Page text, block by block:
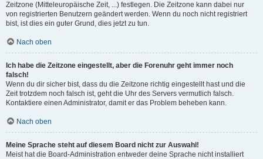
Zeitzone (Mitteleuropäische Zeit, ...) festlegen. Die Zeitzone kann dabei nur
von registrierten Benutzern geändert werden. Wenn du noch nicht registriert
bist, ist dies ein guter Grund, dies jetzt zu tun.
Nach oben
Ich habe die Zeitzone eingestellt, aber die Forenuhr geht immer noch
falsch!
Wenn du dir sicher bist, dass du die Zeitzone richtig eingestellt hast und die
Zeit trotzdem noch falsch ist, geht die Uhr des Servers vermutlich falsch.
Kontaktiere einen Administrator, damit er das Problem beheben kann.
Nach oben
Meine Sprache steht auf diesem Board nicht zur Auswahl!
Meist hat die Board-Administration entweder deine Sprache nicht installiert